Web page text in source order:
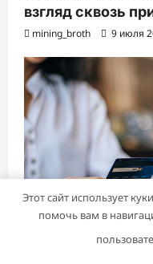
взгляд сквозь
mining_broth 9 июля
Банки и кредиты
Этот сайт использует
помочь вам в